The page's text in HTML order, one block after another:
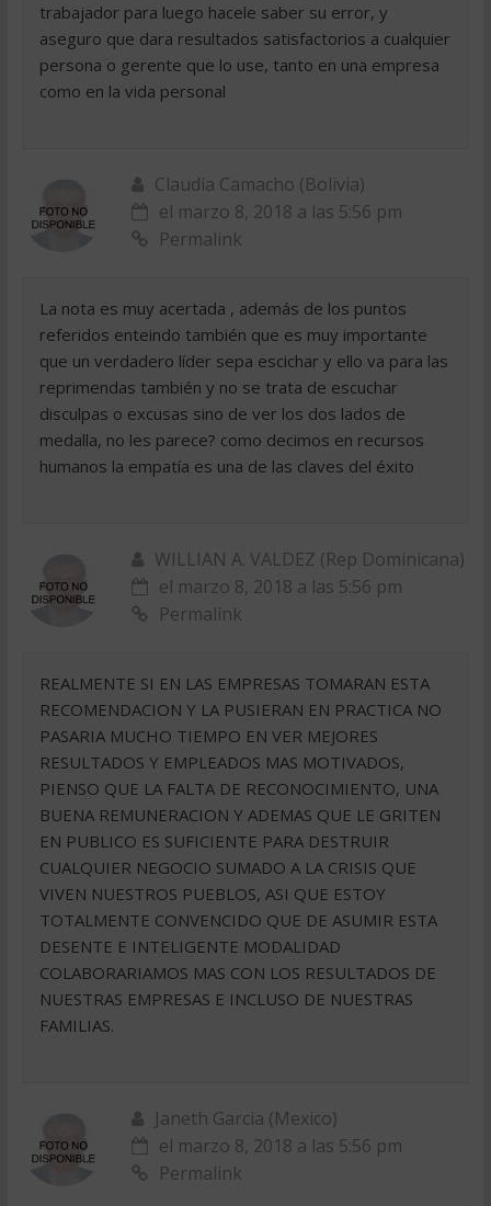
trabajador para luego hacele saber su error, y
aseguro que dara resultados satisfactorios a cualquier
persona o gerente que lo use, tanto en una empresa
como en la vida personal
Claudia Camacho (Bolivia)
el marzo 8, 2018 a las 5:56 pm
Permalink
La nota es muy acertada , además de los puntos
referidos enteindo también que es muy importante
que un verdadero líder sepa escichar y ello va para las
reprimendas también y no se trata de escuchar
disculpas o excusas sino de ver los dos lados de
medalla, no les parece? como decimos en recursos
humanos la empatía es una de las claves del éxito
WILLIAN A. VALDEZ (Rep Dominicana)
el marzo 8, 2018 a las 5:56 pm
Permalink
REALMENTE SI EN LAS EMPRESAS TOMARAN ESTA
RECOMENDACION Y LA PUSIERAN EN PRACTICA NO
PASARIA MUCHO TIEMPO EN VER MEJORES
RESULTADOS Y EMPLEADOS MAS MOTIVADOS,
PIENSO QUE LA FALTA DE RECONOCIMIENTO, UNA
BUENA REMUNERACION Y ADEMAS QUE LE GRITEN
EN PUBLICO ES SUFICIENTE PARA DESTRUIR
CUALQUIER NEGOCIO SUMADO A LA CRISIS QUE
VIVEN NUESTROS PUEBLOS, ASI QUE ESTOY
TOTALMENTE CONVENCIDO QUE DE ASUMIR ESTA
DESENTE E INTELIGENTE MODALIDAD
COLABORARIAMOS MAS CON LOS RESULTADOS DE
NUESTRAS EMPRESAS E INCLUSO DE NUESTRAS
FAMILIAS.
Janeth Garcia (Mexico)
el marzo 8, 2018 a las 5:56 pm
Permalink